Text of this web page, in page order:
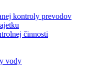
kontroly prevodov
činnosti
vody